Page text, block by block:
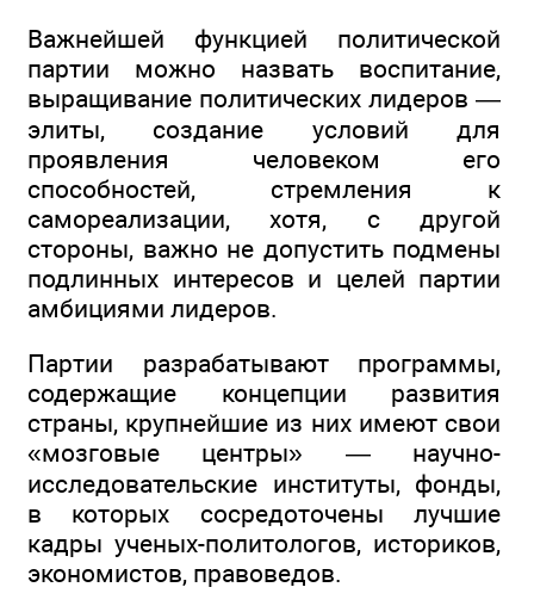
Важнейшей функцией политической
партии можно назвать воспитание,
выращивание политических лидеров —
элиты, создание условий для
проявления человеком его
способностей, стремления к
самореализации, хотя, с другой
стороны, важно не допустить подмены
подлинных интересов и целей партии
амбициями лидеров.
Партии разрабатывают программы,
содержащие концепции развития
страны, крупнейшие из них имеют свои
«мозговые центры» — научно-
исследовательские институты, фонды,
в которых сосредоточены лучшие
кадры ученых-политологов, историков,
экономистов, правоведов.